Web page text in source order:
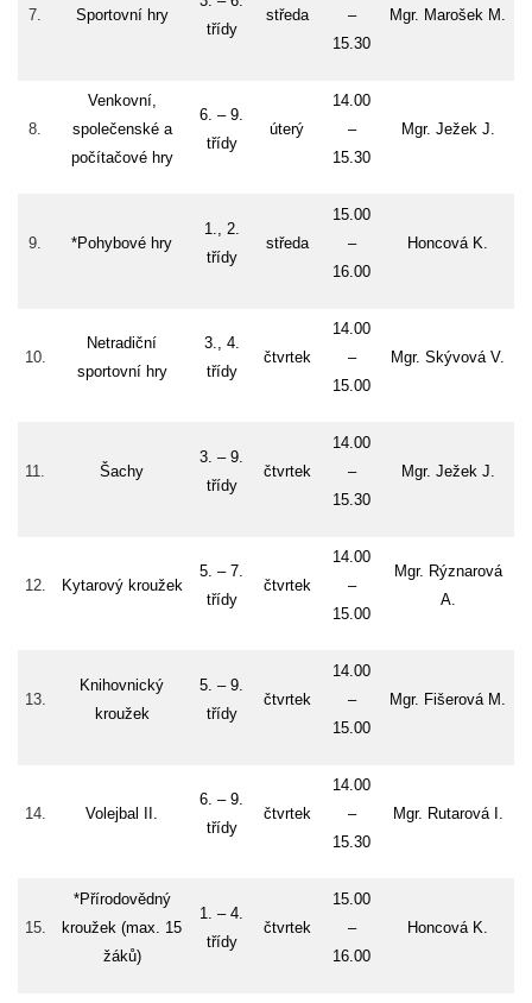
7. Sportovní hry
třídy
středa
–
15.30
Mgr. Marošek M.
8.
Venkovní,
společenské a
počítačové hry
6. – 9.
třídy
úterý
14.00
–
15.30
Mgr. Ježek J.
9. *Pohybové hry
1., 2.
třídy
středa
15.00
–
16.00
Honcová K.
10.
Netradiční
sportovní hry
3., 4.
třídy
čtvrtek
14.00
–
15.00
Mgr. Skývová V.
11. Šachy
3. – 9.
třídy
čtvrtek
14.00
–
15.30
Mgr. Ježek J.
12. Kytarový kroužek
5. – 7.
třídy
čtvrtek
14.00
–
15.00
Mgr. Rýznarová
A.
13.
Knihovnický
kroužek
5. – 9.
třídy
čtvrtek
14.00
–
15.00
Mgr. Fišerová M.
14. Volejbal II.
6. – 9.
třídy
čtvrtek
14.00
–
15.30
Mgr. Rutarová I.
15.
*Přírodovědný
kroužek (max. 15
žáků)
1. – 4.
třídy
čtvrtek
15.00
–
16.00
Honcová K.